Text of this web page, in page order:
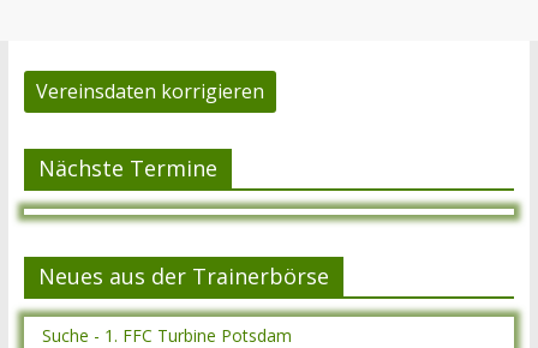
Vereinsdaten korrigieren
Nächste Termine
Neues aus der Trainerbörse
Suche - 1. FFC Turbine Potsdam